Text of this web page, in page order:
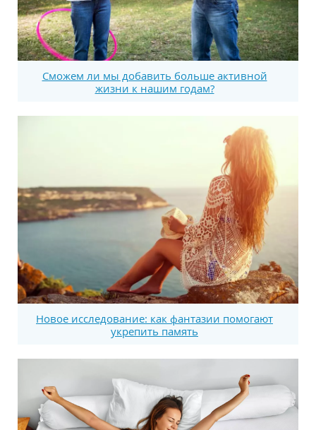
Сможем ли мы добавить больше активной
жизни к нашим годам?
Новое исследование: как фантазии помогают
укрепить память